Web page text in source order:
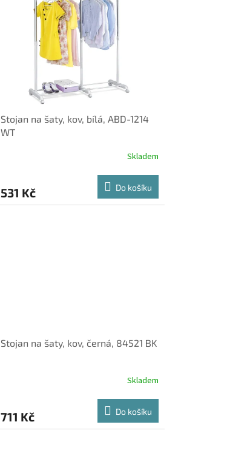
Stojan na šaty, kov, bílá, ABD-1214
WT
Skladem
531 Kč Do košíku
Stojan na šaty, kov, černá, 84521 BK
Skladem
711 Kč Do košíku